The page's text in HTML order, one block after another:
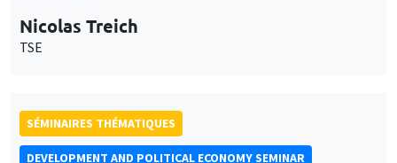
Nicolas Treich
TSE
SÉMINAIRES THÉMATIQUES
DEVELOPMENT AND POLITICAL ECONOMY SEMINAR